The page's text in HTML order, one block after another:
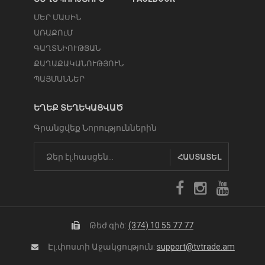
ՄԵՐ ՄԱՍԻՆ
ԱՌԱՔՈւՄ
ԳԱՂՏՆԻՈՒԹՅԱՆ
ՔԱՂԱՔԱԿԱՆՈՒԹՅՈՒՆ
ՊԱՅՄԱՆՆԵՐ
ԵՂԵՔ ՏԵՂԵԿԱՑՎԱԾ
Գրանցվեք Նորություններին
ՀԱՍՏԱՏԵԼ
Թեժ գիծ: (374) 10 55 77 77
Էլ.փոստի Աջակցություն: support@tvtrade.am